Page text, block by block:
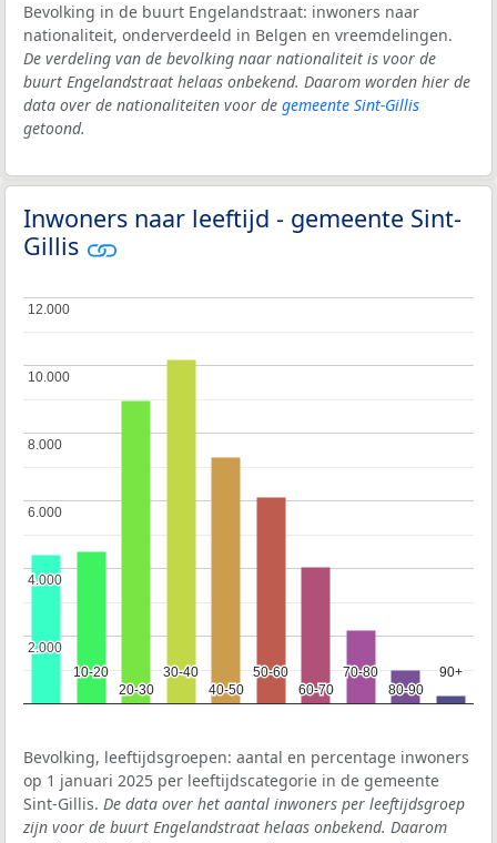
Bevolking in de buurt Engelandstraat: inwoners naar
nationaliteit, onderverdeeld in Belgen en vreemdelingen.
De verdeling van de bevolking naar nationaliteit is voor de
buurt Engelandstraat helaas onbekend. Daarom worden hier de
data over de nationaliteiten voor de gemeente Sint-Gillis
getoond.
Inwoners naar leeftijd - gemeente Sint-
Gillis
10-20
10-20
20-30
20-30
30-40
30-40
40-50
40-50
50-60
50-60
60-70
60-70
70-80
70-80
80-90
80-90
90+
90+
2.000
2.000
4.000
4.000
6.000
6.000
8.000
8.000
10.000
10.000
12.000
12.000
Bevolking, leeftijdsgroepen: aantal en percentage inwoners
op 1 januari 2025 per leeftijdscategorie in de gemeente
Sint-Gillis. De data over het aantal inwoners per leeftijdsgroep
zijn voor de buurt Engelandstraat helaas onbekend. Daarom